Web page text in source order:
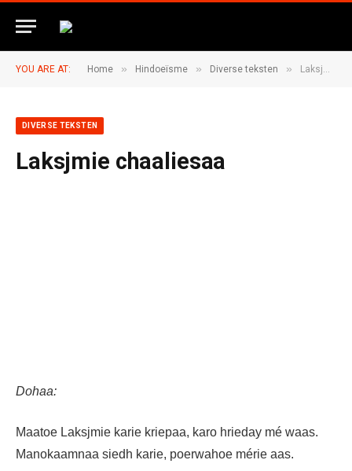
YOU ARE AT: Home » Hindoeïsme » Diverse teksten » Laksjmie chaaliesaa
DIVERSE TEKSTEN
Laksjmie chaaliesaa
Dohaa:
Maatoe Laksjmie karie kriepaa, karo hrieday mé waas.
Manokaamnaa siedh karie, poerwahoe mérie aas.